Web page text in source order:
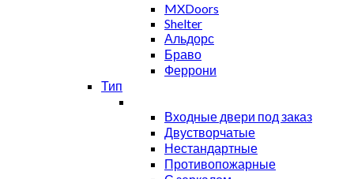
MXDoors
Shelter
Альдорс
Браво
Феррони
Тип
Входные двери под заказ
Двустворчатые
Нестандартные
Противопожарные